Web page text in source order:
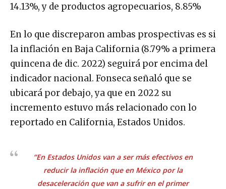
14.13%, y de productos agropecuarios, 8.85%
En lo que discreparon ambas prospectivas es si
la inflación en Baja California (8.79% a primera
quincena de dic. 2022) seguirá por encima del
indicador nacional. Fonseca señaló que se
ubicará por debajo, ya que en 2022 su
incremento estuvo más relacionado con lo
reportado en California, Estados Unidos.
“En Estados Unidos van a ser más efectivos en
reducir la inflación que en México por la
desaceleración que van a sufrir en el primer